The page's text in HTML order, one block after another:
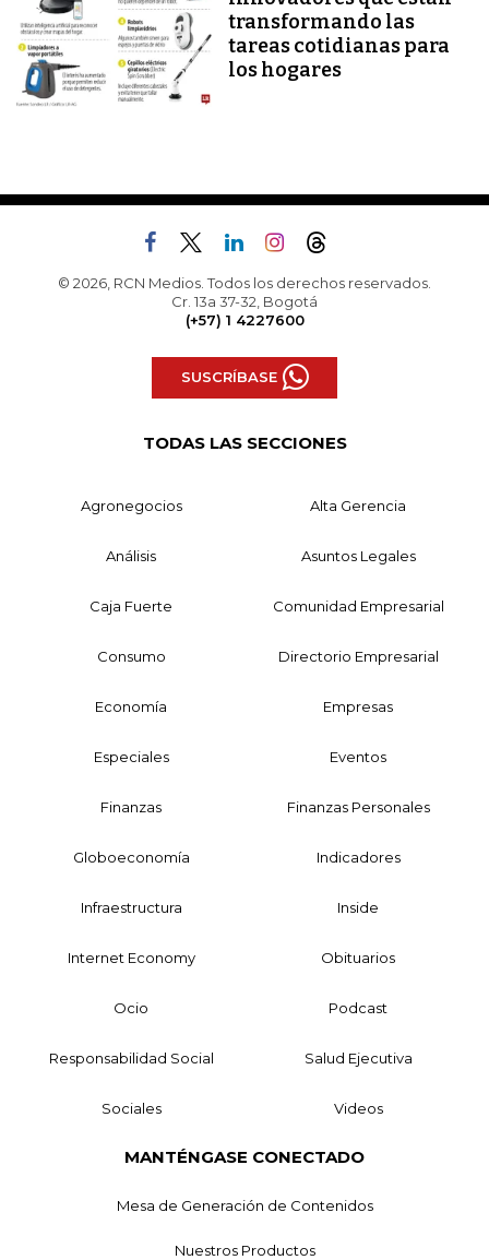
transformando las
tareas cotidianas para
los hogares
© 2026, RCN Medios. Todos los derechos reservados.
Cr. 13a 37-32, Bogotá
(+57) 1 4227600
SUSCRÍBASE
TODAS LAS SECCIONES
Agronegocios Alta Gerencia
Análisis Asuntos Legales
Caja Fuerte Comunidad Empresarial
Consumo Directorio Empresarial
Economía Empresas
Especiales Eventos
Finanzas Finanzas Personales
Globoeconomía Indicadores
Infraestructura Inside
Internet Economy Obituarios
Ocio Podcast
Responsabilidad Social Salud Ejecutiva
Sociales Videos
MANTÉNGASE CONECTADO
Mesa de Generación de Contenidos
Nuestros Productos